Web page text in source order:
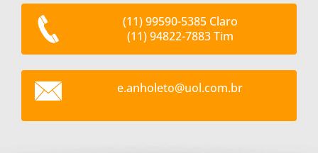
(11) 99590-5385 Claro
(11) 94822-7883 Tim
e.anholeto@uol.com.br